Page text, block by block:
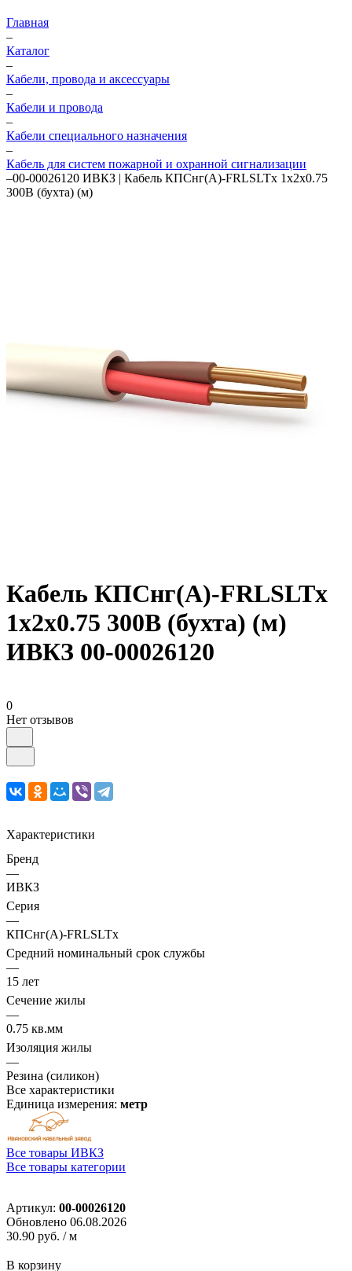
Главная
–
Каталог
–
Кабели, провода и аксессуары
–
Кабели и провода
–
Кабели специального назначения
–
Кабель для систем пожарной и охранной сигнализации
–00-00026120 ИВКЗ | Кабель КПСнг(А)-FRLSLTx 1х2х0.75
300В (бухта) (м)
Кабель КПСнг(А)-FRLSLTx
1х2х0.75 300В (бухта) (м)
ИВКЗ 00-00026120
0
Нет отзывов
Характеристики
Бренд
—
ИВКЗ
Серия
—
КПСнг(А)-FRLSLTx
Средний номинальный срок службы
—
15 лет
Сечение жилы
—
0.75 кв.мм
Изоляция жилы
—
Резина (силикон)
Все характеристики
Единица измерения: метр
Все товары ИВКЗ
Все товары категории
Артикул: 00-00026120
Обновлено 06.08.2026
30.90 руб. / м
В корзину